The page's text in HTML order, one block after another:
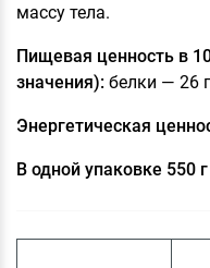
массу тела.
Пищевая ценность в
значения): белки — 26
Энергетическая
В одной упаковке 550